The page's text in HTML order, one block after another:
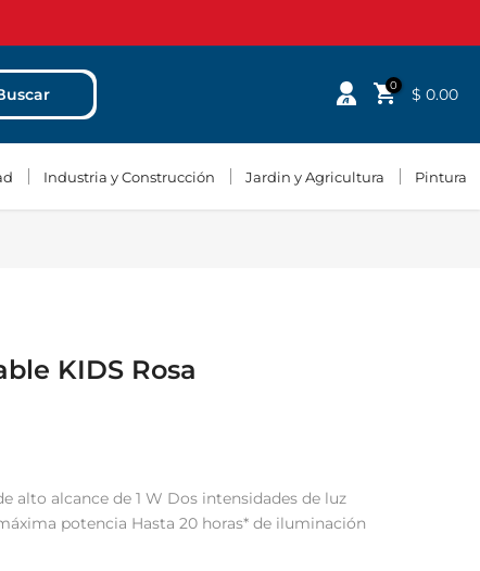
0 $ 0.00
Industria y Construcción Jardin y Agricultura Pintura
KIDS Rosa
alto alcance de 1 W Dos intensidades de luz
potencia Hasta 20 horas* de iluminación